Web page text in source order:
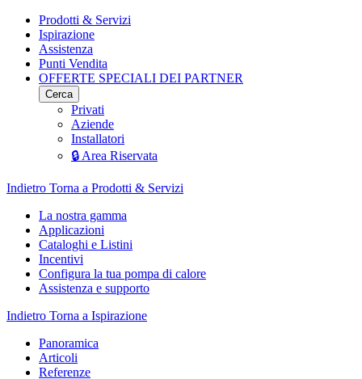
Prodotti & Servizi
Ispirazione
Assistenza
Punti Vendita
OFFERTE SPECIALI DEI PARTNER
Cerca
Privati
Aziende
Installatori
🔒 Area Riservata
Indietro Torna a Prodotti & Servizi
La nostra gamma
Applicazioni
Cataloghi e Listini
Incentivi
Configura la tua pompa di calore
Assistenza e supporto
Indietro Torna a Ispirazione
Panoramica
Articoli
Referenze